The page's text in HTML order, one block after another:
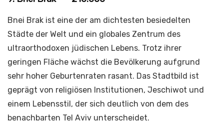
Bnei Brak ist eine der am dichtesten besiedelten
Städte der Welt und ein globales Zentrum des
ultraorthodoxen jüdischen Lebens. Trotz ihrer
geringen Fläche wächst die Bevölkerung aufgrund
sehr hoher Geburtenraten rasant. Das Stadtbild ist
geprägt von religiösen Institutionen, Jeschiwot und
einem Lebensstil, der sich deutlich von dem des
benachbarten Tel Aviv unterscheidet.